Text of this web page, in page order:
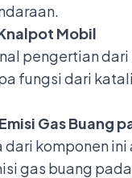
Mobil
pengertian
fungsi dari
Gas Buang
dari komponen ini
gas buang